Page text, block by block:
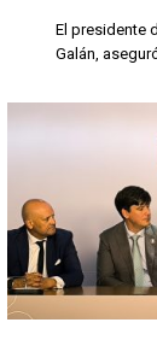
El presidente
Galán,